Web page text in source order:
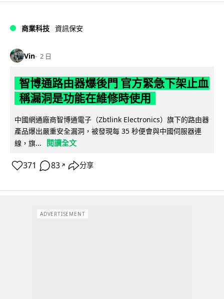
商業科技 資訊保安
Vin 2 日
智博通路由器爆後門 官方緊急下架止血
稱漏洞是功能在維修時使用
中國網通廠商智博通電子（Zbtlink Electronics）旗下的路由器
產品爆出嚴重安全漏洞，被發現每 35 秒便會與中國伺服器連
線，旗...
閱讀全文
371 83 ↗ 分享
ADVERTISEMENT